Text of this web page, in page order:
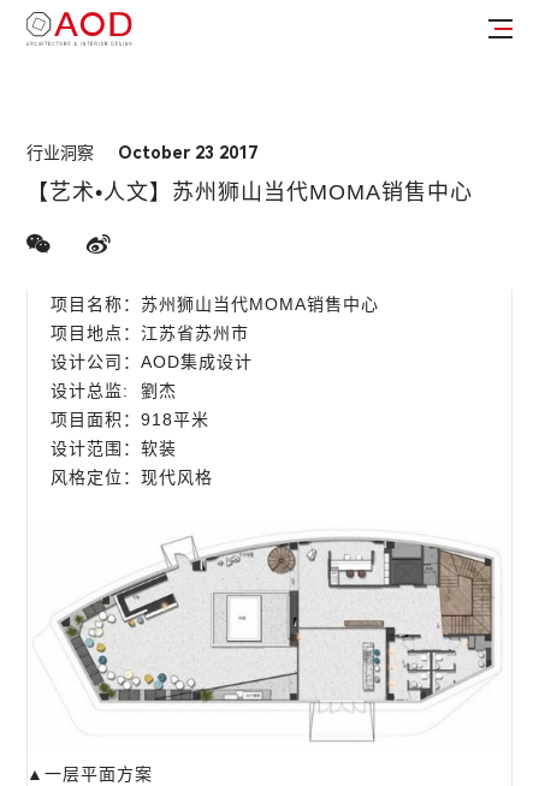
行业洞察 October 23 2017
【艺术•人文】苏州狮山当代MOMA销售中心
项目名称：苏州狮山当代MOMA销售中心
项目地点：江苏省苏州市
设计公司：AOD集成设计
设计总监: 劉杰
项目面积：918平米
设计范围：软装
风格定位：现代风格
▲一层平面方案